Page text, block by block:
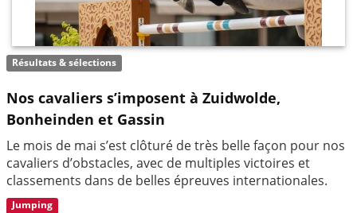
Résultats & sélections
Nos cavaliers s’imposent à Zuidwolde,
Bonheinden et Gassin
Le mois de mai s’est clôturé de très belle façon pour nos
cavaliers d’obstacles, avec de multiples victoires et
classements dans de belles épreuves internationales.
Jumping